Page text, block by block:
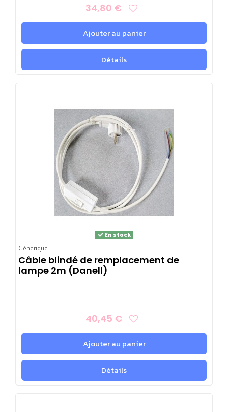
34,80 €
Ajouter au panier
Détails
Générique
En stock
Câble blindé de remplacement de
lampe 2m (Danell)
40,45 €
Ajouter au panier
Détails